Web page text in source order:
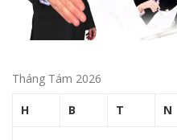
Tháng Tám 2026
H B T N